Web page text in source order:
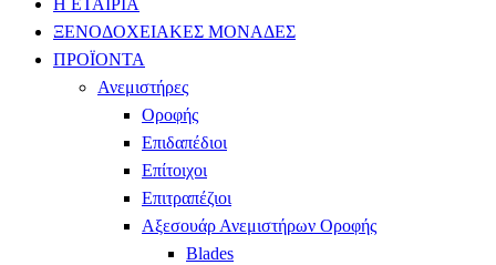
Η ΕΤΑΙΡΙΑ
ΞΕΝΟΔΟΧΕΙΑΚΕΣ ΜΟΝΑΔΕΣ
ΠΡΟΪΟΝΤΑ
Ανεμιστήρες
Οροφής
Επιδαπέδιοι
Επίτοιχοι
Επιτραπέζιοι
Αξεσουάρ Ανεμιστήρων Οροφής
Blades